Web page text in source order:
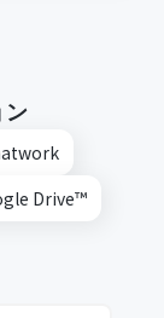
ン
Drive™